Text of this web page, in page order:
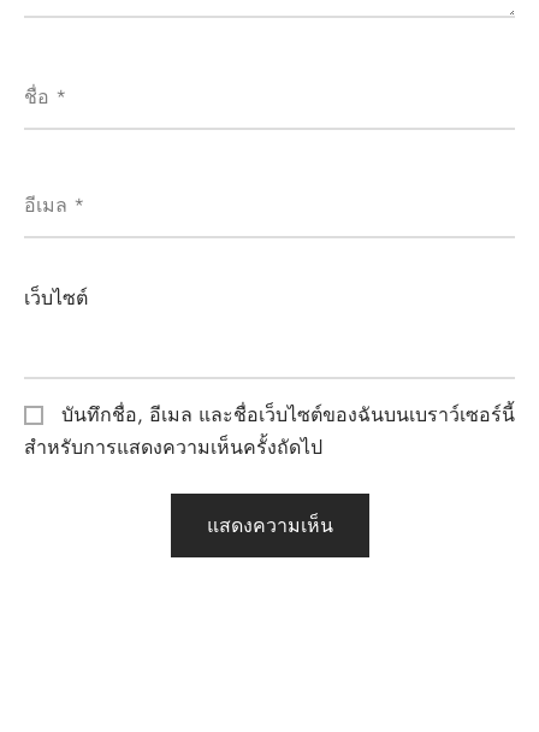
ชื่อ *
อีเมล *
เว็บไซต์
บันทึกชื่อ, อีเมล และชื่อเว็บไซต์ของฉันบนเบราว์เซอร์นี้
สำหรับการแสดงความเห็นครั้งถัดไป